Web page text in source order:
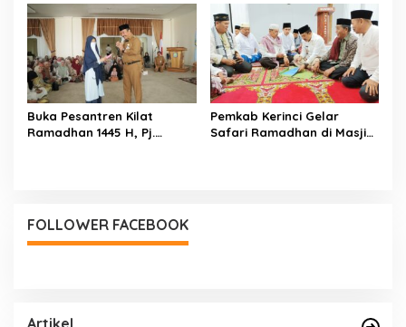
Buka Pesantren Kilat
Ramadhan 1445 H, Pj.
Pemkab Kerinci Gelar
Safari Ramadhan di Masjid
FOLLOWER FACEBOOK